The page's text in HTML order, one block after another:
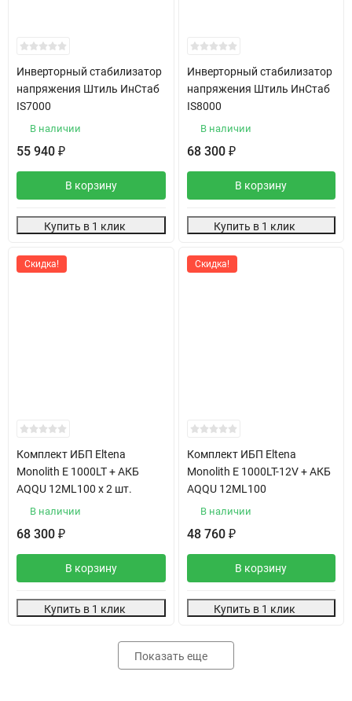
Инверторный стабилизатор
напряжения Штиль ИнСтаб
IS7000
В наличии
55 940 ₽
В корзину
Купить в 1 клик
Инверторный стабилизатор
напряжения Штиль ИнСтаб
IS8000
В наличии
68 300 ₽
В корзину
Купить в 1 клик
Скидка!
Комплект ИБП Eltena
Monolith E 1000LT + АКБ
AQQU 12ML100 х 2 шт.
В наличии
68 300 ₽
В корзину
Купить в 1 клик
Скидка!
Комплект ИБП Eltena
Monolith E 1000LT-12V + АКБ
AQQU 12ML100
В наличии
48 760 ₽
В корзину
Купить в 1 клик
Показать еще